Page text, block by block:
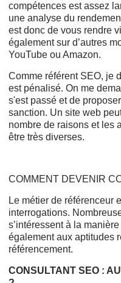
compétences est assez
une analyse du
est donc de vous rendre
également sur d’autres
YouTube ou Amazon.
Comme référent SEO, je
est pénalisé. On me
s'est passé et de
sanction. Un site web
nombre de raisons et les
être très diverses.
COMMENT DEVENIR
Le métier de référenceur
interrogations.
s’intéressent à la
également aux aptitudes
référencement.
CONSULTANT SEO :